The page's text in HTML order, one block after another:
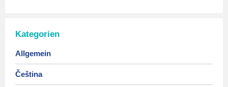
Kategorien
Allgemein
Čeština